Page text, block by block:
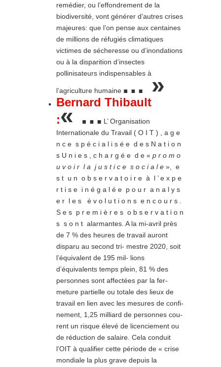
remédier, ou l’effondrement de la
biodiversité, vont générer d’autres crises
majeures: que l’on pense aux centaines
de millions de réfugiés climatiques
victimes de sécheresse ou d’inondations
ou à la disparition d’insectes
pollinisateurs indispensables à
l’agriculture humaine … »
Bernard Thibault
:« … L’ Organisation
Internationale du Travail ( O I T ) , a g e
n c e s p é c i a l i s é e d e s N a t i o n
s U n i e s , c h a r g é e d e « p r o m o
u v o i r l a j u s t i c e s o c i a l e », e
s t u n o b s e r v a t o i r e à l ’ e x p e
r t i s e i n é g a l é e p o u r a n a l y s
e r l e s é v o l u t i o n s e n c o u r s .
S e s p r e m i è r e s o b s e r v a t i o n
s s o n t alarmantes. A la mi-avril près
de 7 % des heures de travail auront
disparu au second tri- mestre 2020, soit
l’équivalent de 195 mil- lions
d’équivalents temps plein, 81 % des
personnes sont affectées par la fer-
meture partielle ou totale des lieux de
travail en lien avec les mesures de confi-
nement, 1,25 milliard de personnes cou-
rent un risque élevé de licenciement ou
de réduction de salaire. Cela conduit
l’OIT à qualifier cette période de « crise
mondiale la plus grave depuis la